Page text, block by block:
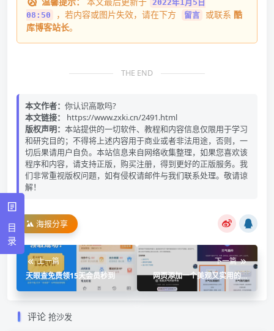
2022年1月5日
08:50
，若内容或图片失效，请在下方 留言 或联系 酷
库博客站长。
THE END
本文作者： 你认识高歌吗?
本文链接：
https://www.zxki.cn/2491.html
版权声明： 本站提供的一切软件、教程和内容信息仅限用于学习
和研究目的；不得将上述内容用于商业或者非法用途，否则，一
切后果请用户自负。本站信息来自网络收集整理，如果您喜欢该
程序和内容，请支持正版，购买注册，得到更好的正版服务。我
们非常重视版权问题，如有侵权请邮件与我们联系处理。敬请谅
解！
海报分享
上一篇
天眼查免费领15天会员秒到
下一篇
网页添加一个美观又实用的天
气窗口
评论 抢沙发
目
录